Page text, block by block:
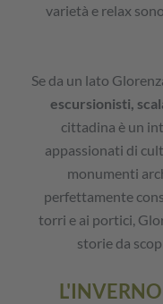
varietà e relax
Se da un lato
escursionisti,
cittadina è un
appassionati di
monumenti
perfettamente
torri e ai portici,
storie da